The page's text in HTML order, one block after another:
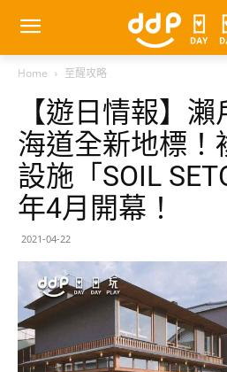
Home 至醒攻略
【遊日情報】
海道全新地標！
設施「SOIL
年4月開幕！
2021-04-22